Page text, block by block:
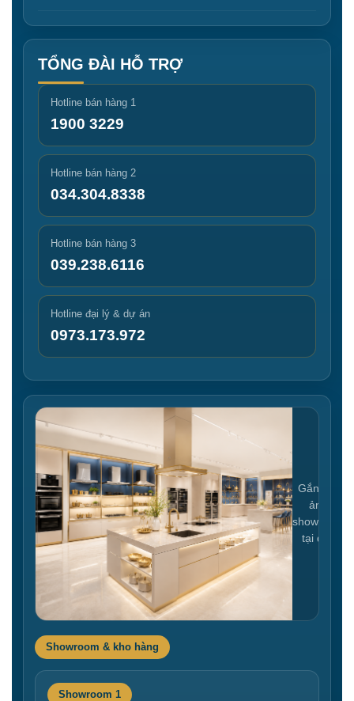
TỔNG ĐÀI HỖ TRỢ
Hotline bán hàng 1
1900 3229
Hotline bán hàng 2
034.304.8338
Hotline bán hàng 3
039.238.6116
Hotline đại lý & dự án
0973.173.972
Gắn link
ảnh
showroom
tại đây
Showroom & kho hàng
Showroom 1